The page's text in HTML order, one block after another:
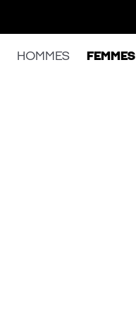
HOMMES FEMMES